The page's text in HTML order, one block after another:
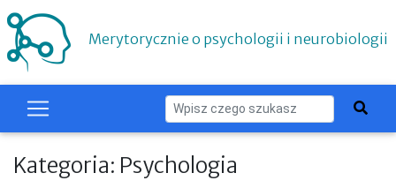
Merytorycznie o psychologii i neurobiologii
Kategoria: Psychologia